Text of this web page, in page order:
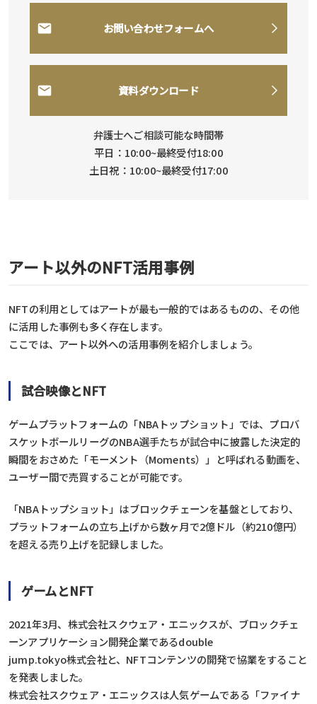
お問い合わせフォームへ
資料ダウンロード
弁護士へご相談可能な時間帯
平日：10:00~最終受付18:00
土日祝：10:00~最終受付17:00
アート以外のNFT活用事例
NFTの利用としてはアートが最も一般的ではあるものの、その他
に活用した事例も多く存在します。
ここでは、アート以外への活用事例を紹介しましょう。
試合映像とNFT
ゲームプラットフォームの「NBAトップショット」では、プロバ
スケットボールリーグのNBA選手たちが試合中に披露した決定的
瞬間をおさめた「モーメント（Moments）」と呼ばれる動画を、
ユーザー間で売買することが可能です。
「NBAトップショット」はブロックチェーンを基盤としており、
プラットフォームの立ち上げから数ヶ月で2億ドル（約210億円）
を超える売り上げを記録しました。
ゲームとNFT
2021年3月、株式会社スクウェア・エニックスが、ブロックチェ
ーンアプリケーション開発企業であるdouble
jump.tokyo株式会社と、NFTコンテンツの開発で協業をすること
を発表しました。
株式会社スクウェア・エニックスは人気ゲームである「ファイナ